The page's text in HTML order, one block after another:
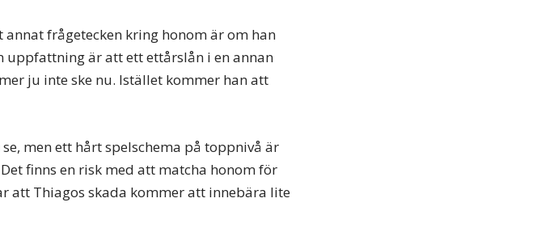
annat frågetecken kring honom är om han
uppfattning är att ett ettårslån i en annan
ju inte ske nu. Istället kommer han att
men ett hårt spelschema på toppnivå är
finns en risk med att matcha honom för
att Thiagos skada kommer att innebära lite